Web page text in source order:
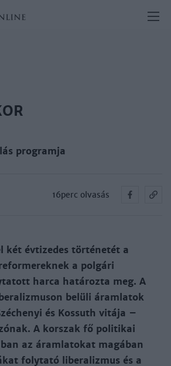
programja
16perc olvasás
két évtizedes történetét a
a polgári
harca határozta meg. A
belüli áramlatok
és Kossuth vitája –
A korszak fő politikai
az áramlatokat magában
folytató liberalizmus és a